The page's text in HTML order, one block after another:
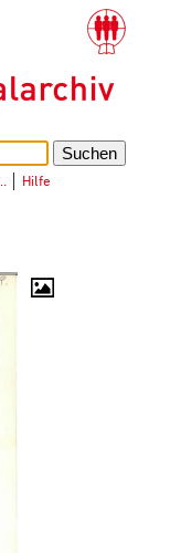
Hilfe